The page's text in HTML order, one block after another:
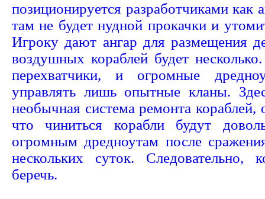
позиционируется разработчиками как
там не будет нудной прокачки и
Игроку дают ангар для размещения
воздушных кораблей будет
перехватчики, и огромные
управлять лишь опытные кланы.
необычная система ремонта кораблей,
что чиниться корабли будут
огромным дредноутам после
нескольких суток. Следовательно,
беречь.